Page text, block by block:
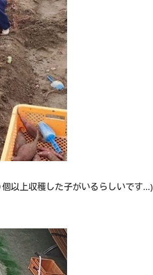
以上収穫した子がいるらしいです...)